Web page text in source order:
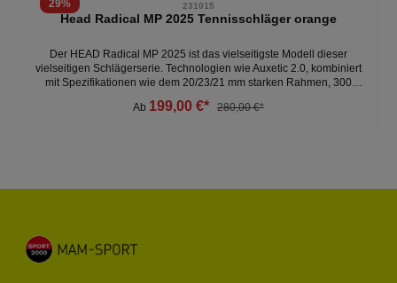
29% 231015
Head Radical MP 2025 Tennisschläger orange
Der HEAD Radical MP 2025 ist das vielseitigste Modell dieser
vielseitigen Schlägerserie. Technologien wie Auxetic 2.0, kombiniert
mit Spezifikationen wie dem 20/23/21 mm starken Rahmen, 300
Kopfgröße von 98 Quadratzoll, sorgen für die ultimative Balance
Ab 199,00 €* 280,00 €*